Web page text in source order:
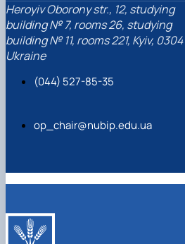
Heroyiv Oborony str., 12, studying
building № 7, rooms 26, studying
building № 11, rooms 221, Kyiv,
Ukraine
(044) 527-85-35
op_chair@nubip.edu.ua